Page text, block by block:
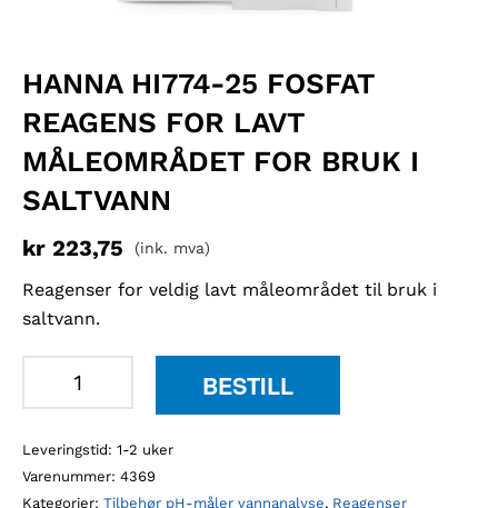
HANNA HI774-25 FOSFAT
REAGENS FOR LAVT
MÅLEOMRÅDET FOR BRUK I
SALTVANN
kr 223,75 (ink. mva)
Reagenser for veldig lavt måleområdet til bruk i
saltvann.
fosfat
reagens
BESTILL
Leveringstid: 1-2 uker
Varenummer: 4369
Kategorier: Tilbehør pH-måler vannanalyse, Reagenser